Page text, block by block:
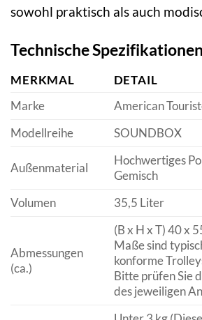
sowohl praktisch als auch
Technische
MERKMAL
DETAIL
Marke
American
Modellreihe
SOUNDBOX
Außenmaterial
Hochwertiges
Gemisch
Volumen
35,5 Liter
Abmessungen
(ca.)
(B x H x T) 40 x
Maße sind
konforme
Bitte prüfen Sie
des jeweiligen